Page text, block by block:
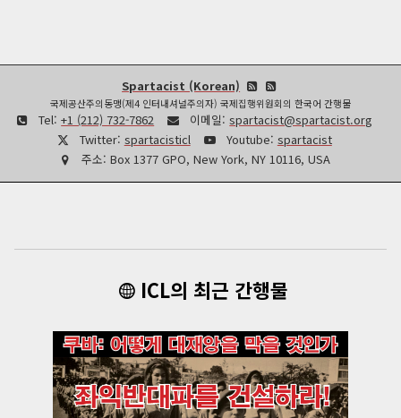
Spartacist (Korean)
국제공산주의동맹(제4 인터내셔널주의자) 국제집행위원회의 한국어 간행물
Tel: +1 (212) 732-7862 이메일: spartacist@spartacist.org
Twitter: spartacisticl Youtube: spartacist
주소: Box 1377 GPO, New York, NY 10116, USA
ICL의 최근 간행물